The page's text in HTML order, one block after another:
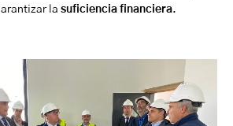
la suficiencia financiera.